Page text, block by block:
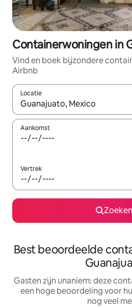
Containerwoningen in
Vind en boek bijzondere
Airbnb
Locatie
Wanneer er suggesties
Aankomst
Vertrek
Zoeken
Best beoordeelde
Gasten zijn unaniem: deze
een hoge beoordeling voor
nog veel